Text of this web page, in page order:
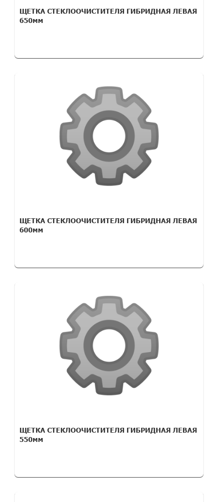
ЩЕТКА СТЕКЛООЧИСТИТЕЛЯ ГИБРИДНАЯ ЛЕВАЯ
650мм
ЩЕТКА СТЕКЛООЧИСТИТЕЛЯ ГИБРИДНАЯ ЛЕВАЯ
600мм
ЩЕТКА СТЕКЛООЧИСТИТЕЛЯ ГИБРИДНАЯ ЛЕВАЯ
550мм